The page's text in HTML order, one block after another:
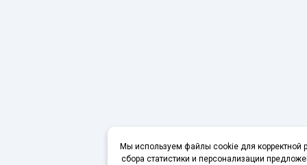
Мы используем файлы cookie для корректной
сбора статистики и персонализации